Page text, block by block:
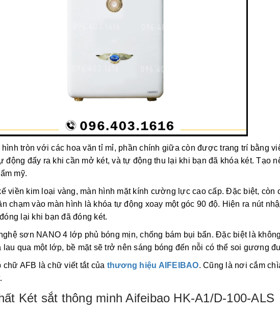
tròn với các hoa văn tỉ mỉ, phần chính giữa còn được trang trí bằng
động đẩy ra khi cần mở két, và tự động thu lại khi bạn đã khóa két. Tạo
mỹ.
viền kim loại vàng, màn hình mặt kính cường lực cao cấp. Đặc biệt, còn
chạm vào màn hình là khóa tự động xoay một góc 90 độ. Hiện ra nút
lại khi bạn đã đóng két.
sơn NANO 4 lớp phủ bóng mịn, chống bám bụi bẩn. Đặc biệt là
lau qua một lớp, bề mặt sẽ trở nên sáng bóng đến nỗi có thể soi gương
AFB là chữ viết tắt của thương hiệu AIFEIBAO. Cũng là nơi cắm
Két sắt thông minh Aifeibao HK-A1/D-100-ALS